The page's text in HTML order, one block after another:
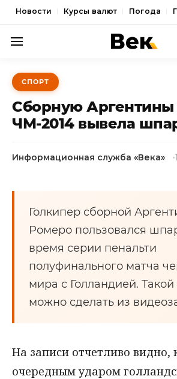
Новости Курсы валют Погода
ПОЛИТИКА
ЭКОНОМИКА
ОБЩЕСТВО
КУЛЬТУРА
НОВОСТИ
СПОРТ
Сборную Аргентины
ЧМ-2014 вывела
Информационная служба «Века»
Голкипер сборной
Ромеро пользовался
время серии пенальти
полуфинального матча
мира с Голландией.
можно сделать из
На записи отчетливо видно,
очередным ударом